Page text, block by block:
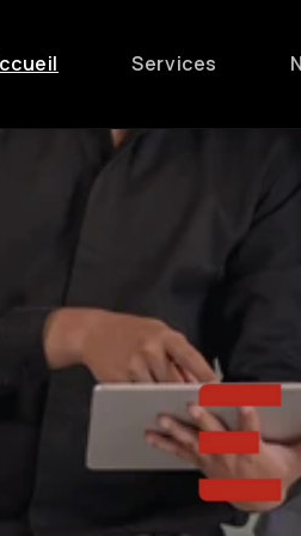
Services